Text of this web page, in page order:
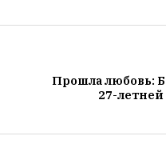
Прошла любовь:
27-